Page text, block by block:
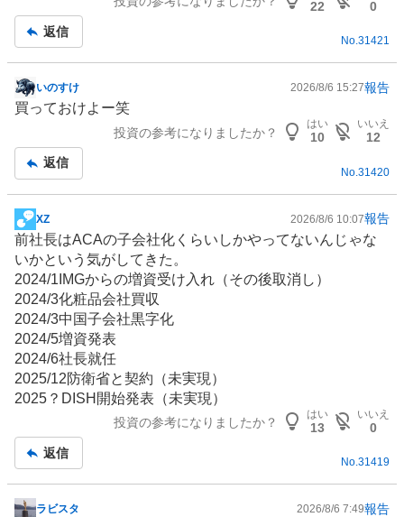
22
0
返信
No.31421
掲
示
事
いのすけ 2026/8/6 15:27報告
買っておけよー笑
投資の参考になりましたか？
はい
10
いいえ
12
返信
No. 31420
掲
示
板
記
事
XZ 2026/8/6 10:07報告
前社長はACAの子会社化くらいしかやってないんじゃな
いかという気がしてきた。
2024/1IMGからの増資受け入れ（その後取消し）
2024/3化粧品会社買収
2024/3中国子会社黒字化
2024/5増資発表
2024/6社長就任
2025/12防衛省と契約（未実現）
2025？DISH開始発表（未実現）
投資の参考になりましたか？
はい
13
いいえ
0
返信
No.31419
ラビスタ 2026/8/6 7:49報告